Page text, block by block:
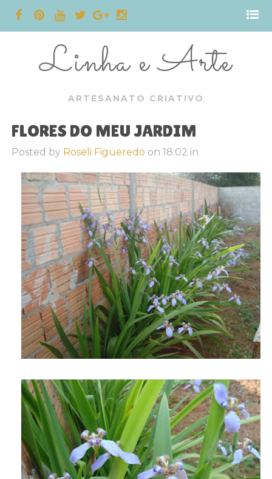
Linha e Arte
ARTESANATO CRIATIVO
FLORES DO MEU JARDIM
Posted by Roseli Figueredo on18:02 in